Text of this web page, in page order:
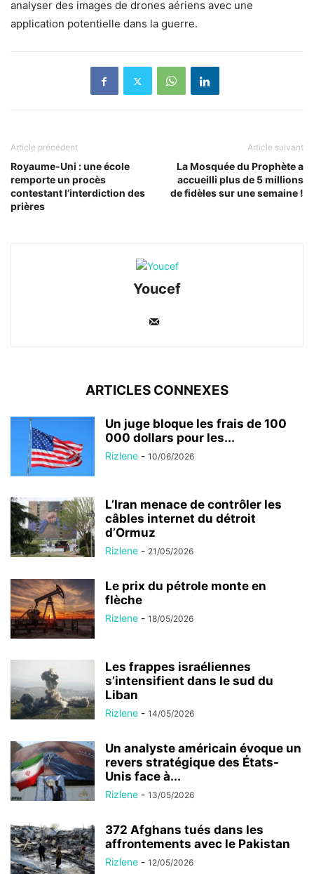
analyser des images de drones aériens avec une
application potentielle dans la guerre.
Article précédent
Royaume-Uni : une école
remporte un procès
contestant l’interdiction des
prières
Article suivant
La Mosquée du Prophète a
accueilli plus de 5 millions
de fidèles sur une semaine !
Youcef
ARTICLES CONNEXES
Un juge bloque les frais de 100
000 dollars pour les...
Rizlene - 10/06/2026
L’Iran menace de contrôler les
câbles internet du détroit
d’Ormuz
Rizlene - 21/05/2026
Le prix du pétrole monte en
flèche
Rizlene - 18/05/2026
Les frappes israéliennes
s’intensifient dans le sud du
Liban
Rizlene - 14/05/2026
Un analyste américain évoque un
revers stratégique des États-
Unis face à...
Rizlene - 13/05/2026
372 Afghans tués dans les
affrontements avec le Pakistan
Rizlene - 12/05/2026